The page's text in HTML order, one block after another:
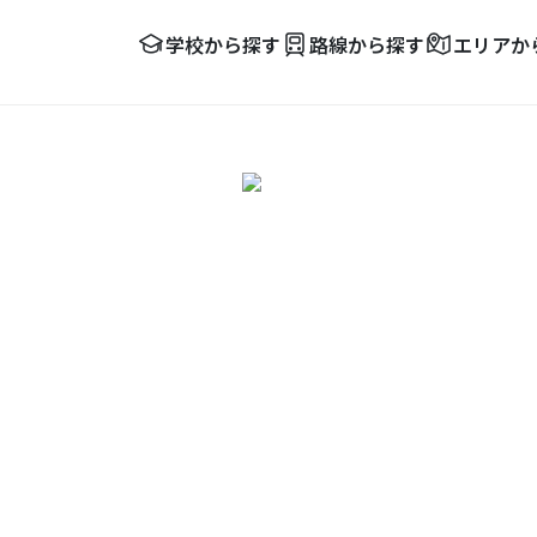
学校から探す 路線から探す エリアか